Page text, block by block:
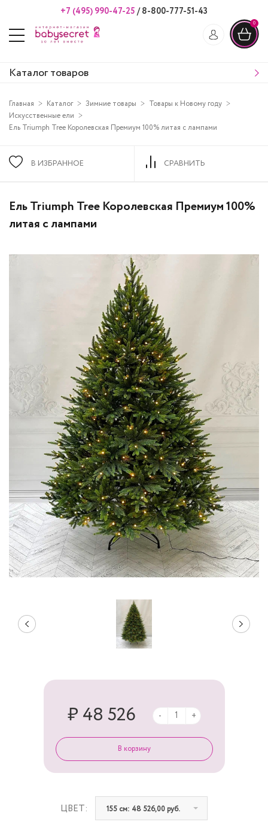
+7 (495) 990-47-25 /8-800-777-51-43
0
Каталог товаров
Главная Каталог Зимние товары
Товары к Новому году
Искусственные ели
Ель Triumph Tree Королевская Премиум 100% литая с лампами
В ИЗБРАННОЕ СРАВНИТЬ
Ель Triumph Tree Королевская Премиум 100%
литая с лампами
ЦВЕТ: 155 см: 48 526,00 руб.
₽ 48 526 - +